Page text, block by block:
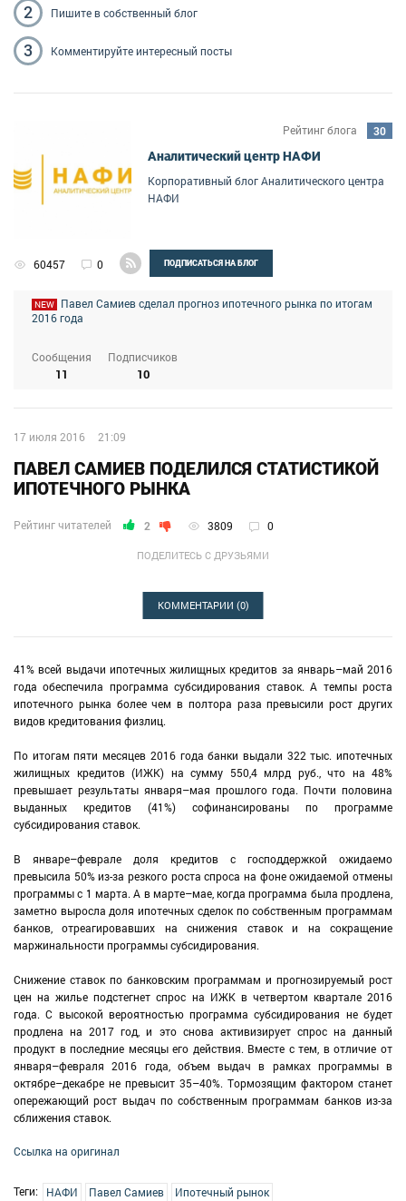
2 Пишитев собственный блог
3 Комментируйтеинтересный посты
Аналитический центр НАФИ
Корпоративный блог Аналитического центра
НАФИ
60457 0 ПОДПИСАТЬСЯ НА БЛОГ
Сообщения
11
Подписчиков
10
NEW
Павел Самиев сделал прогноз ипотечного рынка по итогам
2016 года
Рейтинг блога 30
17 июля 2016 21:09
ПОДЕЛИТЕСЬ С ДРУЗЬЯМИ
ПАВЕЛ САМИЕВ ПОДЕЛИЛСЯ СТАТИСТИКОЙ
ИПОТЕЧНОГО РЫНКА
Рейтинг читателей 2 3809 0
КОММЕНТАРИИ (0)
41% всей выдачи ипотечных жилищных кредитов за январь–май 2016
года обеспечила программа субсидирования ставок. А темпы роста
ипотечного рынка более чем в полтора раза превысили рост других
видов кредитования физлиц.
По итогам пяти месяцев 2016 года банки выдали 322 тыс. ипотечных
жилищных кредитов (ИЖК) на сумму 550,4 млрд руб., что на 48%
превышает результаты января–мая прошлого года. Почти половина
выданных кредитов (41%) софинансированы по программе
субсидирования ставок.
В январе–феврале доля кредитов с господдержкой ожидаемо
превысила 50% из-за резкого роста спроса на фоне ожидаемой отмены
программы с 1 марта. А в марте–мае, когда программа была продлена,
заметно выросла доля ипотечных сделок по собственным программам
банков, отреагировавших на снижения ставок и на сокращение
маржинальности программы субсидирования.
Снижение ставок по банковским программам и прогнозируемый рост
цен на жилье подстегнет спрос на ИЖК в четвертом квартале 2016
года. С высокой вероятностью программа субсидирования не будет
продлена на 2017 год, и это снова активизирует спрос на данный
продукт в последние месяцы его действия. Вместе с тем, в отличие от
января–февраля 2016 года, объем выдач в рамках программы в
октябре–декабре не превысит 35–40%. Тормозящим фактором станет
опережающий рост выдач по собственным программам банков из-за
сближения ставок.
Ссылка на оригинал
Теги: НАФИ Павел Самиев Ипотечный рынок